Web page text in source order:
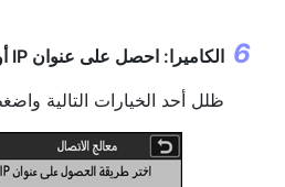
الكاميرا: احصل على عنوان IP أو حدده.
ظلل أحد الخيارات التالية